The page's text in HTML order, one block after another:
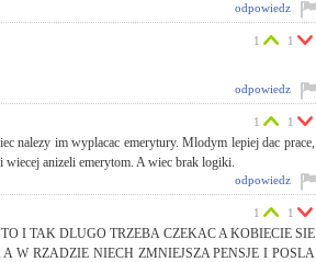
odpowiedz
1 1
odpowiedz
nalezy im wyplacac emerytury. Mlodym lepiej dac prace,
wiecej anizeli emerytom. A wiec brak logiki.
1 1
odpowiedz
I TAK DLUGO TRZEBA CZEKAC A KOBIECIE SIE
W RZADZIE NIECH ZMNIEJSZA PENSJE I POSLA
1 1